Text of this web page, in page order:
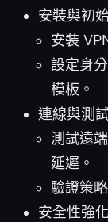
安裝與初
安裝
設定身
模板。
連線與測
測試遠
延遲。
驗證策
安全性強化